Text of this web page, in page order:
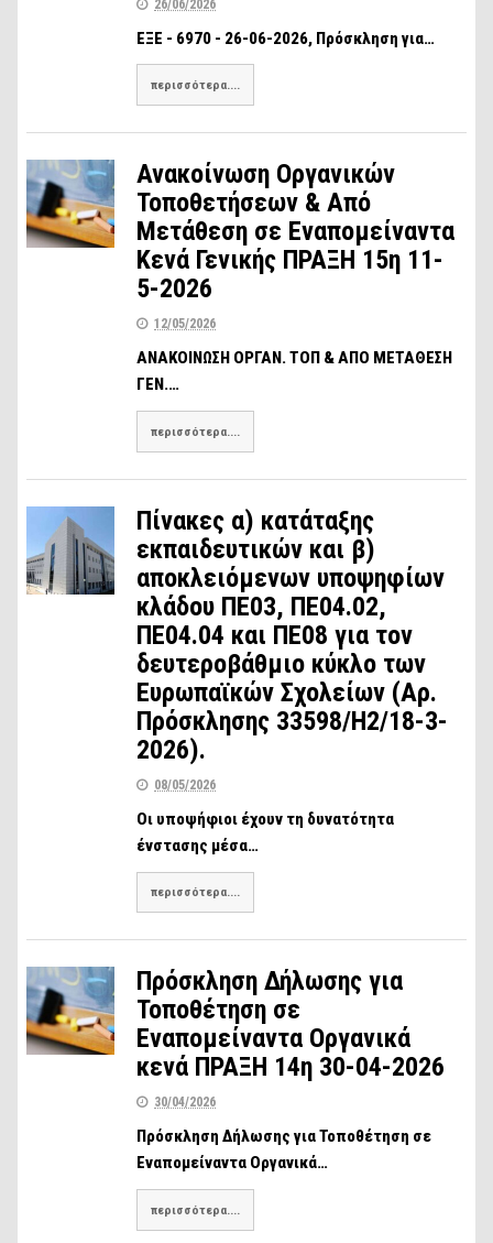
26/06/2026
ΕΞΕ - 6970 - 26-06-2026, Πρόσκληση για…
περισσότερα....
Ανακοίνωση Οργανικών
Τοποθετήσεων & Από
Μετάθεση σε Εναπομείναντα
Κενά Γενικής ΠΡΑΞΗ 15η 11-
5-2026
12/05/2026
ΑΝΑΚΟΙΝΩΣΗ ΟΡΓΑΝ. ΤΟΠ & ΑΠΟ ΜΕΤΑΘΕΣΗ
ΓΕΝ.…
περισσότερα....
Πίνακες α) κατάταξης
εκπαιδευτικών και β)
αποκλειόμενων υποψηφίων
κλάδου ΠΕ03, ΠΕ04.02,
ΠΕ04.04 και ΠΕ08 για τον
δευτεροβάθμιο κύκλο των
Ευρωπαϊκών Σχολείων (Αρ.
Πρόσκλησης 33598/Η2/18-3-
2026).
08/05/2026
Οι υποψήφιοι έχουν τη δυνατότητα
ένστασης μέσα…
περισσότερα....
Πρόσκληση Δήλωσης για
Τοποθέτηση σε
Εναπομείναντα Οργανικά
κενά ΠΡΑΞΗ 14η 30-04-2026
30/04/2026
Πρόσκληση Δήλωσης για Τοποθέτηση σε
Εναπομείναντα Οργανικά…
περισσότερα....